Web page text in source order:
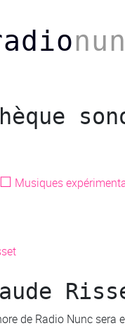
☐ Musiques
de Radio Nunc sera